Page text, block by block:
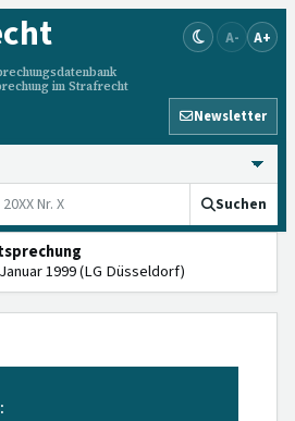
im Strafrecht
A- A+
Newsletter
Suchen
1999 (LG Düsseldorf)